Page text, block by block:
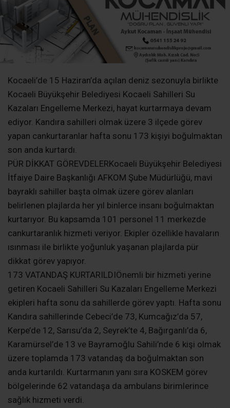
Kocaeli’de 15 Haziran’da açılan deniz sezonuyla birlikte
Kocaeli Büyükşehir Belediyesi Kocaeli Sahilleri Su
Kazaları Engelleme Merkezi, hayat kurtarmaya devam
ediyor. Kandıra sahilleri olmak üzere 3 ilçede görev
yapan cankurtaranlar hafta sonu 173 kişiyi boğulmaktan
son anda kurtardı.
PÜR DİKKAT GÖREVDELERKocaeli Büyükşehir Belediyesi
İtfaiye Daire Başkanlığı AFKOM Şube Müdürlüğü, mavi
bayraklı sahiller başta olmak üzere görev alanları
belirlenen plajlarda her yıl binlerce insanı boğulmaktan
kurtarıyor. Bu kapsamda 101 personel 11 merkezde
cankurtaranlık hizmeti veriyor. Ekipler özellikle havaların
ısınması ile birlikte yoğunluk yaşanan plajlarda pür
dikkat görev yapıyor.
173 VATANDAŞ KURTARILDIÖnemli bir hizmeti yerine
getiren Kocaeli Sahilleri Su Kazaları Engelleme Merkezi
ekipleri hafta sonu da sahillerde görev yaptı. Hafta sonu
Kandıra sahillerinde Cebeci’de 73, Kumcağız’da 57,
Kerpe’de 12, Sarısu’da 2, Seyrek’te 4, Bağırganlı’da 6,
Karamürsel’de 13 ve Bayramoğlu Sahili’nde 6 kişi olmak
üzere toplamda 173 vatandaş da boğulmaktan son
anda kurtarıldı. Kurtarmanın yanı sıra KOSKEM görev
bölgelerinde 62 vatandaşa da ambulans birimlerince
sağlık hizmeti verdi.